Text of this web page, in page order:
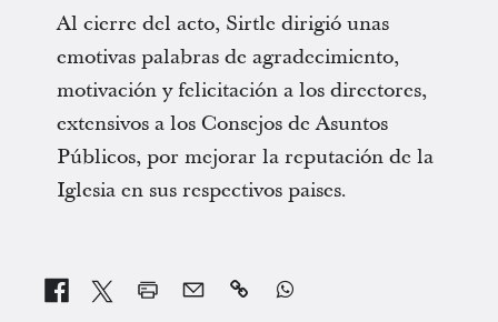
Al cierre del acto, Sirtle dirigió unas
emotivas palabras de agradecimiento,
motivación y felicitación a los directores,
extensivos a los Consejos de Asuntos
Públicos, por mejorar la reputación de la
Iglesia en sus respectivos paises.
 